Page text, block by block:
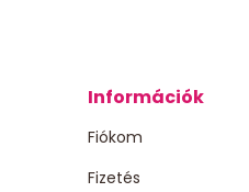
Információk
Fiókom
Fizetés